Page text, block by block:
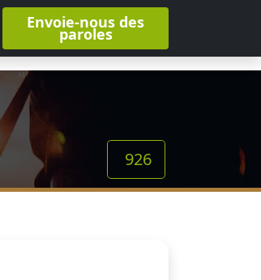
Envoie-nous des
paroles
926